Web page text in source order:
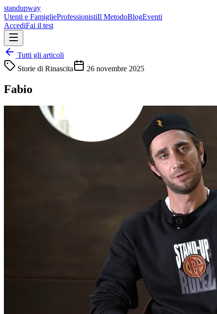
standupway
Utenti e FamiglieProfessionistiIl MetodoBlogEventi
AccediFai il test
Tutti gli articoli
Storie di Rinascita
26 novembre 2025
Fabio